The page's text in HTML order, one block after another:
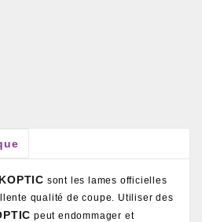
sont les lames officielles
qualité de coupe. Utiliser des
peut endommager et